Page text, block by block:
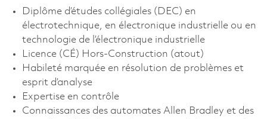
Diplôme d’études collégiales (DEC) en
électrotechnique, en électronique industrielle ou en
technologie de l’électronique industrielle
Licence (CÉ) Hors-Construction (atout)
Habileté marquée en résolution de problèmes et
esprit d’analyse
Expertise en contrôle
Connaissances des automates Allen Bradley et des